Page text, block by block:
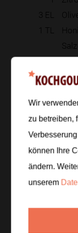
3 EL
1 TL
Zur
Schritt 1/5
Couscous mit
abdecken und
Wir
zu betreiben,
können Ihre
ändern.
unserem